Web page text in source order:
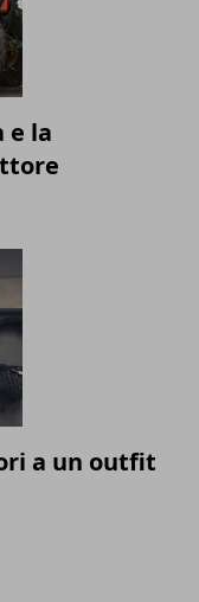
e la
a un outfit